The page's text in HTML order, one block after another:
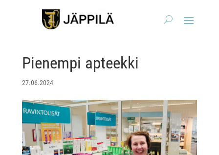
Pienempi apteekki
27.06.2024